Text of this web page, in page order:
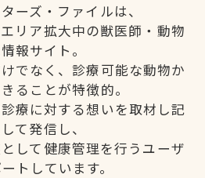
ーズ・ファイルは、
リア拡大中の獣医師・動物
報サイト。
でなく、診療可能な動物か
ることが特徴的。
療に対する想いを取材し記
て発信し、
して健康管理を行うユーザ
トしています。